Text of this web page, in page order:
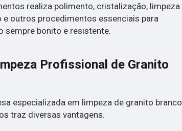
realiza polimento, cristalização, limpeza
e outros procedimentos essenciais para
sempre bonito e resistente.
Profissional de Granito
especializada em limpeza de granito branco
traz diversas vantagens.